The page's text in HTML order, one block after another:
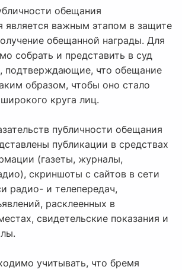
обещания
является важным этапом в защите
обещанной награды. Для
собрать и представить в суд
подтверждающие, что обещание
образом, чтобы оно стало
круга лиц.
публичности обещания
публикации в средствах
(газеты, журналы,
скриншоты с сайтов в сети
радио- и телепередач,
расклеенных в
свидетельские показания и
учитывать, что бремя